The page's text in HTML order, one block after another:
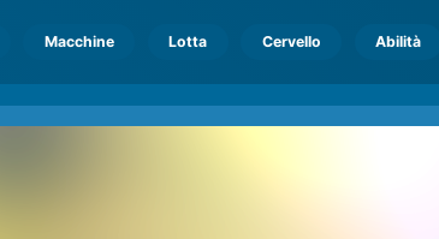
Macchine Lotta Cervello Abilità